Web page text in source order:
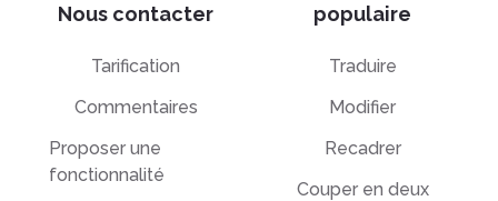
Nous contacter
Tarification
Commentaires
Proposer une
fonctionnalité
populaire
Traduire
Modifier
Recadrer
Couper en deux